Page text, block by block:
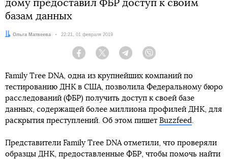
дому предоставил ФБР доступ к своим
базам данных
Автор:
Ольга Матвеева Дата:
22:21, 01 февраля 2019
Facebook Twitter Telegram
Family Tree DNA, одна из крупнейших компаний по
тестированию ДНК в США, позволила Федеральному бюро
расследований (ФБР) получить доступ к своей базе
данных, содержащей более миллиона профилей ДНК, для
раскрытия преступлений. Об этом пишет Buzzfeed.
Представители Family Tree DNA отметили, что проверяли
образцы ДНК, предоставленные ФБР, чтобы помочь найти